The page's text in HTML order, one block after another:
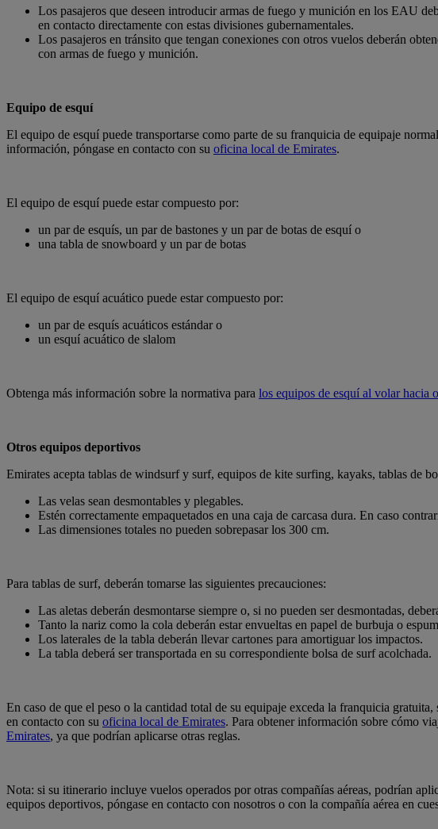
Los pasajeros que deseen introducir armas de fuego y munición en los EAU
en contacto directamente con estas divisiones gubernamentales.
Los pasajeros en tránsito que tengan conexiones con otros vuelos deberán
con armas de fuego y munición.
Equipo de esquí
El equipo de esquí puede transportarse como parte de su franquicia de equipaje
información, póngase en contacto con su oficina local de Emirates.
El equipo de esquí puede estar compuesto por:
un par de esquís, un par de bastones y un par de botas de esquí o
una tabla de snowboard y un par de botas
El equipo de esquí acuático puede estar compuesto por:
un par de esquís acuáticos estándar o
un esquí acuático de slalom
Obtenga más información sobre la normativa para los equipos de esquí al volar hacia
Otros equipos deportivos
Emirates acepta tablas de windsurf y surf, equipos de kite surfing, kayaks, tablas de
Las velas sean desmontables y plegables.
Estén correctamente empaquetados en una caja de carcasa dura. En caso
Las dimensiones totales no pueden sobrepasar los 300 cm.
Para tablas de surf, deberán tomarse las siguientes precauciones:
Las aletas deberán desmontarse siempre o, si no pueden ser desmontadas,
Tanto la nariz como la cola deberán estar envueltas en papel de burbuja o
Los laterales de la tabla deberán llevar cartones para amortiguar los impactos.
La tabla deberá ser transportada en su correspondiente bolsa de surf acolchada.
En caso de que el peso o la cantidad total de su equipaje exceda la franquicia
en contacto con su oficina local de Emirates. Para obtener información sobre cómo
Emirates, ya que podrían aplicarse otras reglas.
Nota: si su itinerario incluye vuelos operados por otras compañías aéreas, podrían
equipos deportivos, póngase en contacto con nosotros o con la compañía aérea en